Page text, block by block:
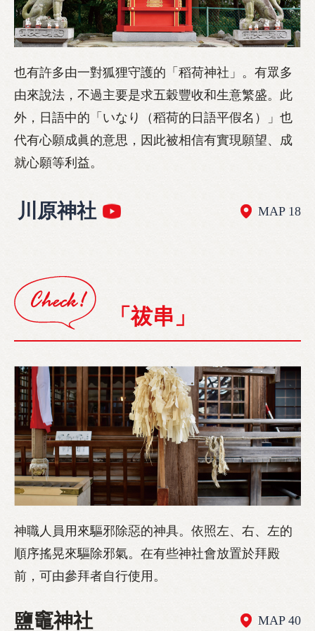
也有許多由一對狐狸守護的「稻荷神社」。有眾多
由來說法，不過主要是求五穀豐收和生意繁盛。此
外，日語中的「いなり（稻荷的日語平假名）」也
代有心願成眞的意思，因此被相信有實現願望、成
就心願等利益。
川原神社 MAP 18
「祓串」
神職人員用來驅邪除惡的神具。依照左、右、左的
順序搖晃來驅除邪氣。在有些神社會放置於拜殿
前，可由參拜者自行使用。
鹽竈神社 MAP 40